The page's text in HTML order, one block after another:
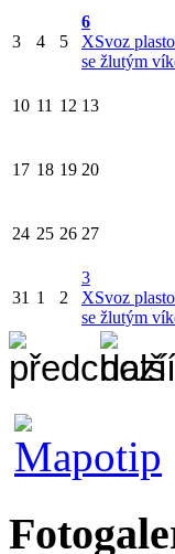
3 4 5
6
XSvoz
se žlutým
10 11 12 13
17 18 19 20
24 25 26 27
31 1 2
3
XSvoz
se žlutým